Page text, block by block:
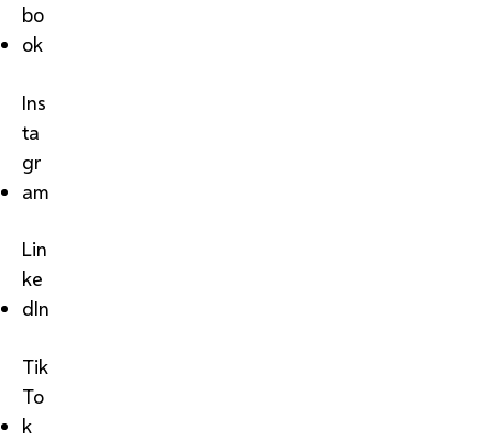
bo
ok
Ins
ta
gr
am
Lin
ke
dIn
Tik
To
k